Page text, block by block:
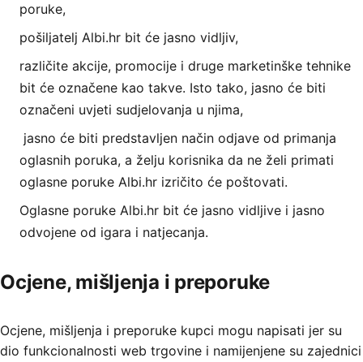
poruke,
pošiljatelj Albi.hr bit će jasno vidljiv,
različite akcije, promocije i druge marketinške tehnike
bit će označene kao takve. Isto tako, jasno će biti
označeni uvjeti sudjelovanja u njima,
jasno će biti predstavljen način odjave od primanja
oglasnih poruka, a želju korisnika da ne želi primati
oglasne poruke Albi.hr izričito će poštovati.
Oglasne poruke Albi.hr bit će jasno vidljive i jasno
odvojene od igara i natjecanja.
Ocjene, mišljenja i preporuke
Ocjene, mišljenja i preporuke kupci mogu napisati jer su
dio funkcionalnosti web trgovine i namijenjene su zajednici